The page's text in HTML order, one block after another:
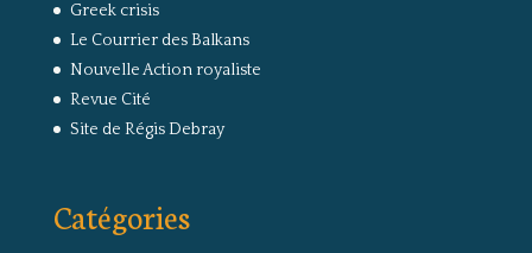
Greek crisis
Le Courrier des Balkans
Nouvelle Action royaliste
Revue Cité
Site de Régis Debray
Catégories